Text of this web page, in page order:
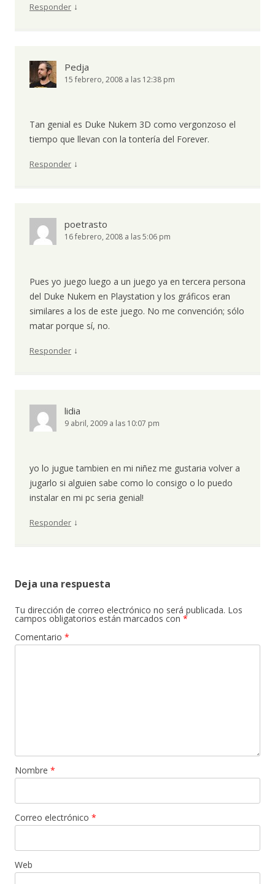
Responder ↓
Pedja
15 febrero, 2008 a las 12:38 pm
Tan genial es Duke Nukem 3D como vergonzoso el
tiempo que llevan con la tontería del Forever.
Responder ↓
poetrasto
16 febrero, 2008 a las 5:06 pm
Pues yo juego luego a un juego ya en tercera persona
del Duke Nukem en Playstation y los gráficos eran
similares a los de este juego. No me convención; sólo
matar porque sí, no.
Responder ↓
lidia
9 abril, 2009 a las 10:07 pm
yo lo jugue tambien en mi niñez me gustaria volver a
jugarlo si alguien sabe como lo consigo o lo puedo
instalar en mi pc seria genial!
Responder ↓
Deja una respuesta
Tu dirección de correo electrónico no será publicada. Los
campos obligatorios están marcados con *
Comentario *
Nombre *
Correo electrónico *
Web